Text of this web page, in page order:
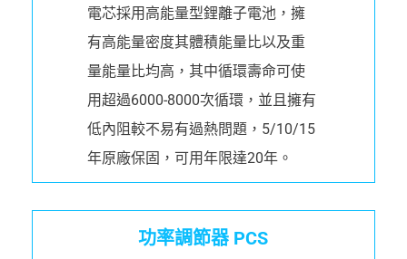
電芯採用高能量型鋰離子電池，擁
有高能量密度其體積能量比以及重
量能量比均高，其中循環壽命可使
用超過6000-8000次循環，並且擁有
低內阻較不易有過熱問題，5/10/15
年原廠保固，可用年限達20年。
功率調節器 PCS